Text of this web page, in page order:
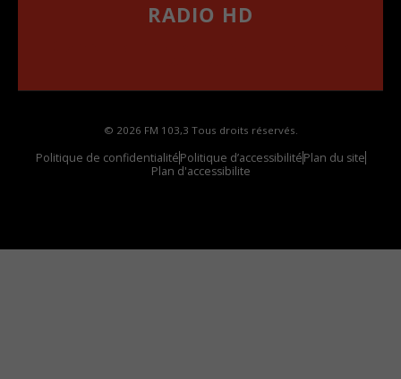
RADIO HD
© 2026 FM 103,3 Tous droits réservés.
Politique de confidentialitéPolitique d’accessibilitéPlan du site
Plan d'accessibilite